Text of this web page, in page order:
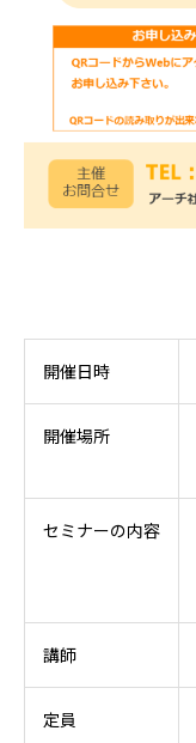
開催日時
開催場所
セミナーの内容
講師
定員